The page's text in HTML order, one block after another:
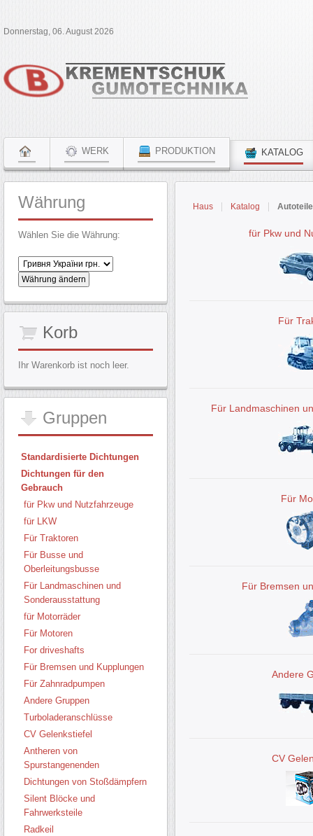
Donnerstag, 06. August 2026
WERK PRODUKTION KATALOG
Haus Katalog
für Pkw und
Für
Für Landmaschinen
Für
Für Bremsen
Andere
CV
Währung
Wählen Sie die Währung:
Korb
Ihr Warenkorb ist noch leer.
Gruppen
Standardisierte Dichtungen
Dichtungen für den
Gebrauch
für Pkw und Nutzfahrzeuge
für LKW
Für Traktoren
Für Busse und
Oberleitungsbusse
Für Landmaschinen und
Sonderausstattung
für Motorräder
Für Motoren
For driveshafts
Für Bremsen und Kupplungen
Für Zahnradpumpen
Andere Gruppen
Turboladeranschlüsse
CV Gelenkstiefel
Antheren von
Spurstangenenden
Dichtungen von Stoßdämpfern
Silent Blöcke und
Fahrwerksteile
Radkeil